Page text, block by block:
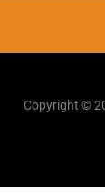
Copyright ©